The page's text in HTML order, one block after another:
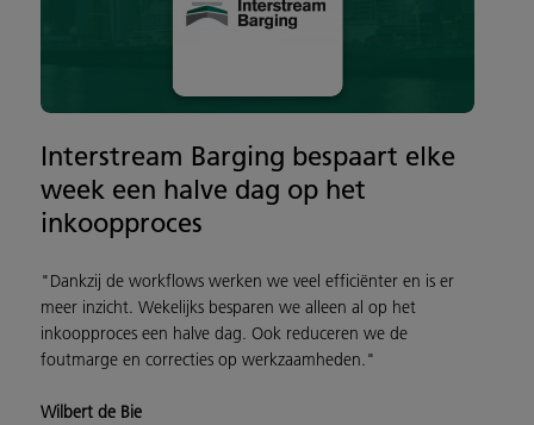
Interstream Barging bespaart elke
week een halve dag op het
inkoopproces
"Dankzij de workflows werken we veel efficiënter en is er
meer inzicht. Wekelijks besparen we alleen al op het
inkoopproces een halve dag. Ook reduceren we de
foutmarge en correcties op werkzaamheden."
Wilbert de Bie